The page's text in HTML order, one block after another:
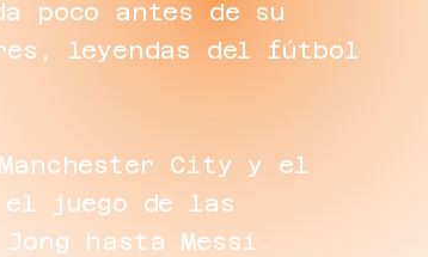
poco antes de su
leyendas del fútbol
City y el
juego de las
hasta Messi.